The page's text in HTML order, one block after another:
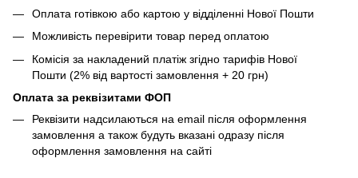
Оплата готівкою або картою у відділенні Нової Пошти
Можливість перевірити товар перед оплатою
Комісія за накладений платіж згідно тарифів Нової
Пошти (2% від вартості замовлення + 20 грн)
Оплата за реквізитами ФОП
Реквізити надсилаються на email після оформлення
замовлення а також будуть вказані одразу після
оформлення замовлення на сайті